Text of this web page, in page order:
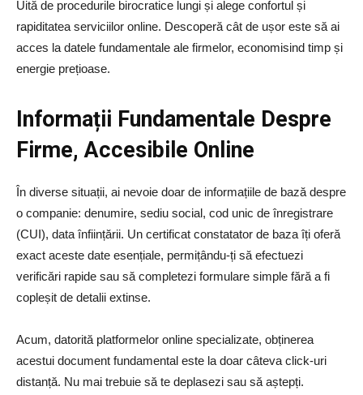
Uită de procedurile birocratice lungi și alege confortul și
rapiditatea serviciilor online. Descoperă cât de ușor este să ai
acces la datele fundamentale ale firmelor, economisind timp și
energie prețioase.
Informații Fundamentale Despre
Firme, Accesibile Online
În diverse situații, ai nevoie doar de informațiile de bază despre
o companie: denumire, sediu social, cod unic de înregistrare
(CUI), data înființării. Un certificat constatator de baza îți oferă
exact aceste date esențiale, permițându-ți să efectuezi
verificări rapide sau să completezi formulare simple fără a fi
copleșit de detalii extinse.
Acum, datorită platformelor online specializate, obținerea
acestui document fundamental este la doar câteva click-uri
distanță. Nu mai trebuie să te deplasezi sau să aștepți.